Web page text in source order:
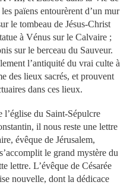
païens entourèrent d’un mur
le tombeau de Jésus-Christ
à Vénus sur le Calvaire ;
sur le berceau du Sauveur.
l’antiquité du vrai culte à
des lieux sacrés, et prouvent
dans ces lieux.
du Saint-Sépulcre
il nous reste une lettre
évêque de Jérusalem,
le grand mystère du
lettre. L’évêque de Césarée
nouvelle, dont la dédicace